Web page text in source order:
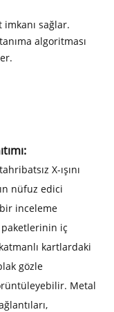
imkanı sağlar.
algoritması
X-ışını
nüfuz edici
inceleme
paketlerinin iç
kartlardaki
gözle
Metal